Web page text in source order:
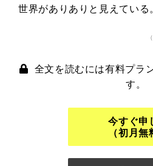
世界がありありと見えている
全文を読むには有料プラ
す。
今すぐ申
（初月無